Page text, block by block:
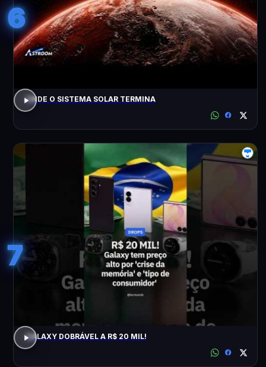
6
ONDE O SISTEMA SOLAR TERMINA
7
GALAXY DOBRÁVEL A R$ 20 MIL!